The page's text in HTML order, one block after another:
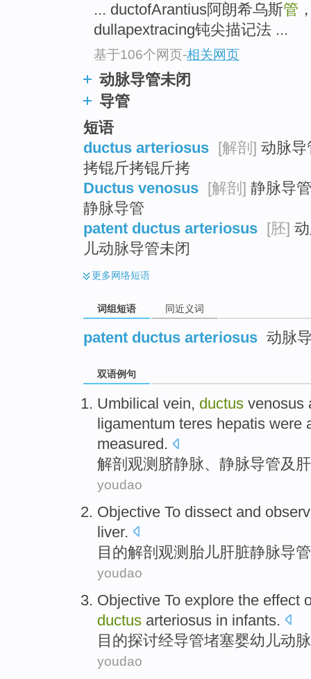
... ductofArantius阿朗希乌斯管
dullapextracing钝尖描记法 ...
基于106个网页-相关网页
动脉导管未闭
导管
短语
ductus arteriosus
[解剖] 动脉导
拷锟斤拷锟斤拷
Ductus venosus
[解剖] 静脉导
静脉导管
patent ductus arteriosus
[胚]
儿动脉导管未闭
更多网络短语
词组短语 同近义词
patent ductus arteriosus 动脉
双语例句
Umbilical vein, ductus venosus
ligamentum teres hepatis were
measured.
解剖 观测 脐静脉、 静脉导管及
youdao
Objective To dissect and
liver.
目的解剖 观测 胎儿肝脏静脉导管
youdao
Objective To explore the effect
ductus arteriosus in infants.
目的探讨经导管堵塞婴幼儿动脉
youdao